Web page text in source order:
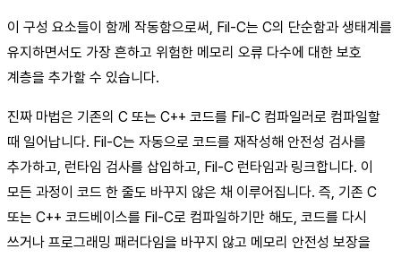
이 구성 요소들이 함께 작동함으로써, Fil-C는 C의 단순함과 생태계를
유지하면서도 가장 흔하고 위험한 메모리 오류 다수에 대한 보호
계층을 추가할 수 있습니다.
진짜 마법은 기존의 C 또는 C++ 코드를 Fil-C 컴파일러로 컴파일할
때 일어납니다. Fil-C는 자동으로 코드를 재작성해 안전성 검사를
추가하고, 런타임 검사를 삽입하고, Fil-C 런타임과 링크합니다. 이
모든 과정이 코드 한 줄도 바꾸지 않은 채 이루어집니다. 즉, 기존 C
또는 C++ 코드베이스를 Fil-C로 컴파일하기만 해도, 코드를 다시
쓰거나 프로그래밍 패러다임을 바꾸지 않고 메모리 안전성 보장을